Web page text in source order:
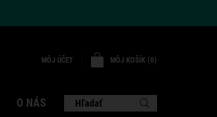
MÔJ ÚČET MÔJ KOŠÍK 0
0 VÝROBOK
O NÁS Hľadať